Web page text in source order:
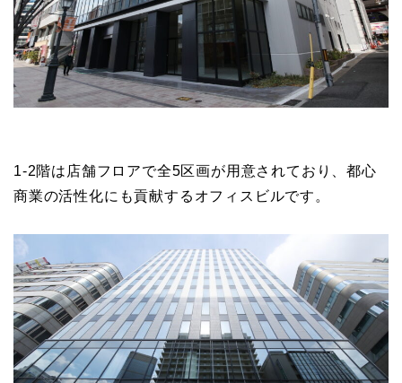
1-2階は店舗フロアで全5区画が用意されており、都心
商業の活性化にも貢献するオフィスビルです。